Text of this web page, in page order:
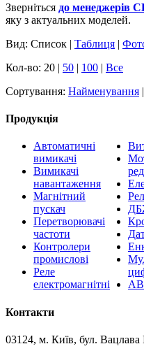
Зверніться до менеджерів
яку з актуальних моделей.
Вид: Список | Таблиця |
Кол-во: 20 | 50 | 100 | Все
Сортування: Найменування |
Продукція
Автоматичні
вимикачі
Вимикачі
навантаження
Магнітний
пускач
Перетворювачі
частоти
Контролери
промислові
Реле
електромагнітні
Контакти
03124, м. Київ, бул. Вацлава